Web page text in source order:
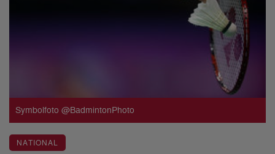
Symbolfoto @BadmintonPhoto
NATIONAL